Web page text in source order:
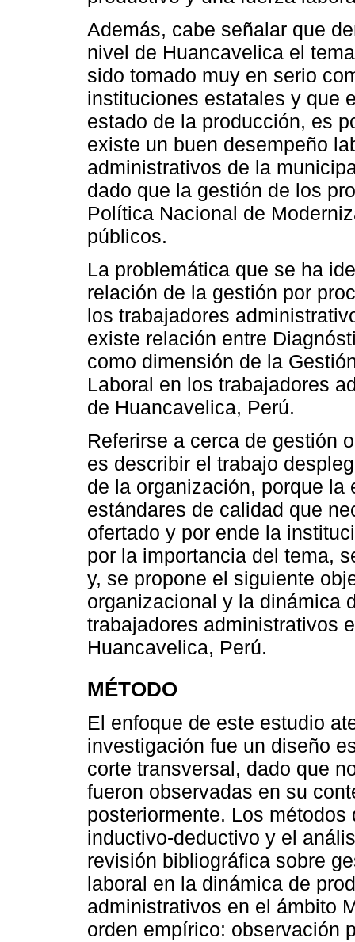
Además, cabe señalar que
nivel de Huancavelica el
sido tomado muy en serio
instituciones estatales y que
estado de la producción, es
existe un buen desempeño
administrativos de la
dado que la gestión de los
Política Nacional de
públicos.
La problemática que se ha
relación de la gestión por
los trabajadores
existe relación entre
como dimensión de la
Laboral en los trabajadores
de Huancavelica, Perú.
Referirse a cerca de gestión
es describir el trabajo
de la organización, porque
estándares de calidad que
ofertado y por ende la
por la importancia del tema,
y, se propone el siguiente
organizacional y la dinámica
trabajadores administrativos
Huancavelica, Perú.
MÉTODO
El enfoque de este estudio
investigación fue un diseño
corte transversal, dado que
fueron observadas en su
posteriormente. Los
inductivo-deductivo y el
revisión bibliográfica sobre
laboral en la dinámica de
administrativos en el ámbito
orden empírico: observación